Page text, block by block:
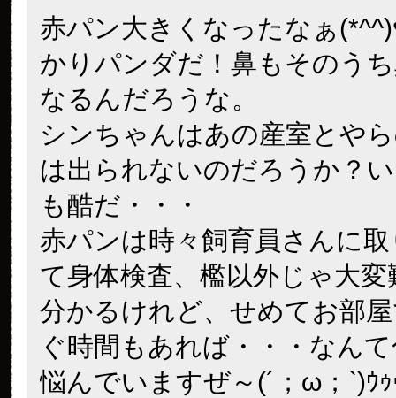
赤パン大きくなったなぁ
かりパンダだ！鼻もそのう
なるんだろうな。
シンちゃんはあの産室とや
は出られないのだろうか？
も酷だ・・・
赤パンは時々飼育員さんに
て身体検査、檻以外じゃ大
分かるけれど、せめてお部
ぐ時間もあれば・・・なん
悩んでいますぜ～(´；ω；`)ｳ